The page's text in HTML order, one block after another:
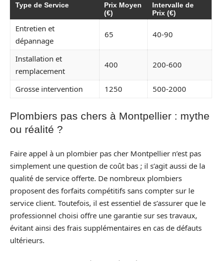
Type de Service
Prix Moyen
(€)
Intervalle de
Prix (€)
Entretien et
dépannage
65 40-90
Installation et
remplacement
400 200-600
Grosse intervention 1250 500-2000
Plombiers pas chers à Montpellier : mythe
ou réalité ?
Faire appel à un plombier pas cher Montpellier n’est pas
simplement une question de coût bas ; il s’agit aussi de la
qualité de service offerte. De nombreux plombiers
proposent des forfaits compétitifs sans compter sur le
service client. Toutefois, il est essentiel de s’assurer que le
professionnel choisi offre une garantie sur ses travaux,
évitant ainsi des frais supplémentaires en cas de défauts
ultérieurs.